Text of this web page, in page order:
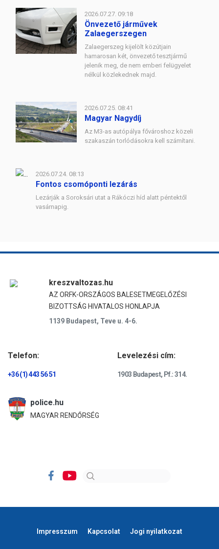
2026.07.27. 09:18
Önvezető járművek
Zalaegerszegen
Zalaegerszeg kijelölt közútjain
hamarosan két, önvezető tesztjármű
jelenik meg, de nem emberi felügyelet
nélkül közlekednek majd.
2026.07.25. 08:41
Magyar Nagydíj
Az M3-as autópálya fővároshoz közeli
szakaszán torlódásokra kell számítani.
2026.07.24. 08:13
Fontos csomóponti lezárás
Lezárják a Soroksári utat a Rákóczi híd alatt péntektől
vasárnapig.
kreszvaltozas.hu
AZ ORFK-ORSZÁGOS BALESETMEGELŐZÉSI
BIZOTTSÁG HIVATALOS HONLAPJA
1139 Budapest, Teve u. 4-6.
Telefon:
+36 (1) 443 56 51
Levelezési cím:
1903 Budapest, Pf.: 314.
police.hu
MAGYAR RENDŐRSÉG
Impresszum Kapcsolat Jogi nyilatkozat